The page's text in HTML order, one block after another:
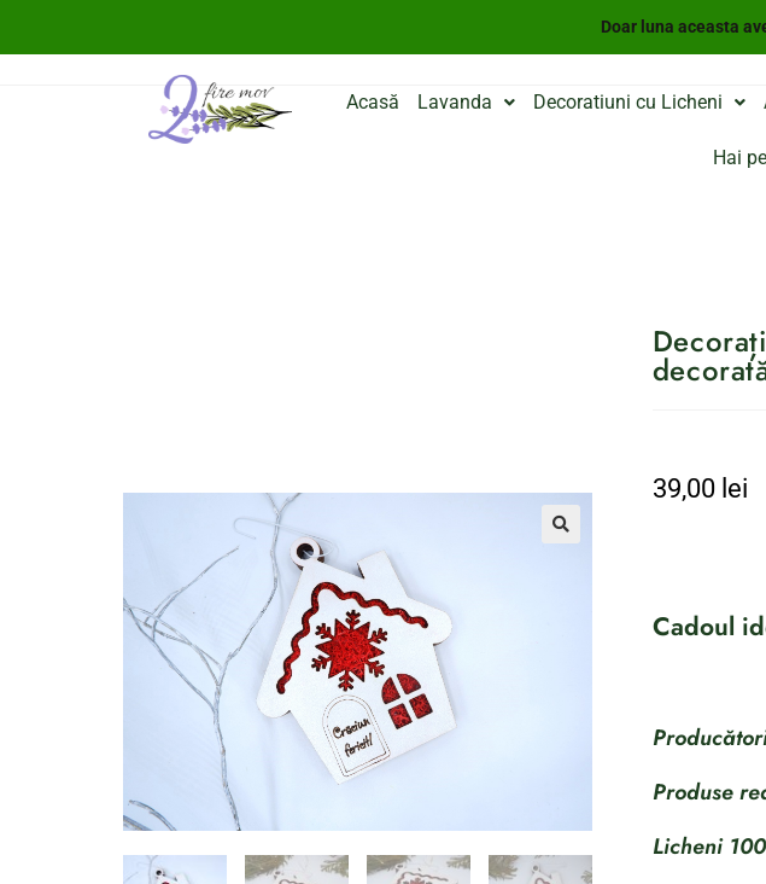
Doar luna aceasta
Acasă Lavanda Decoratiuni cu Licheni
Hai
39,00 lei
Cadoul
Produse
Licheni